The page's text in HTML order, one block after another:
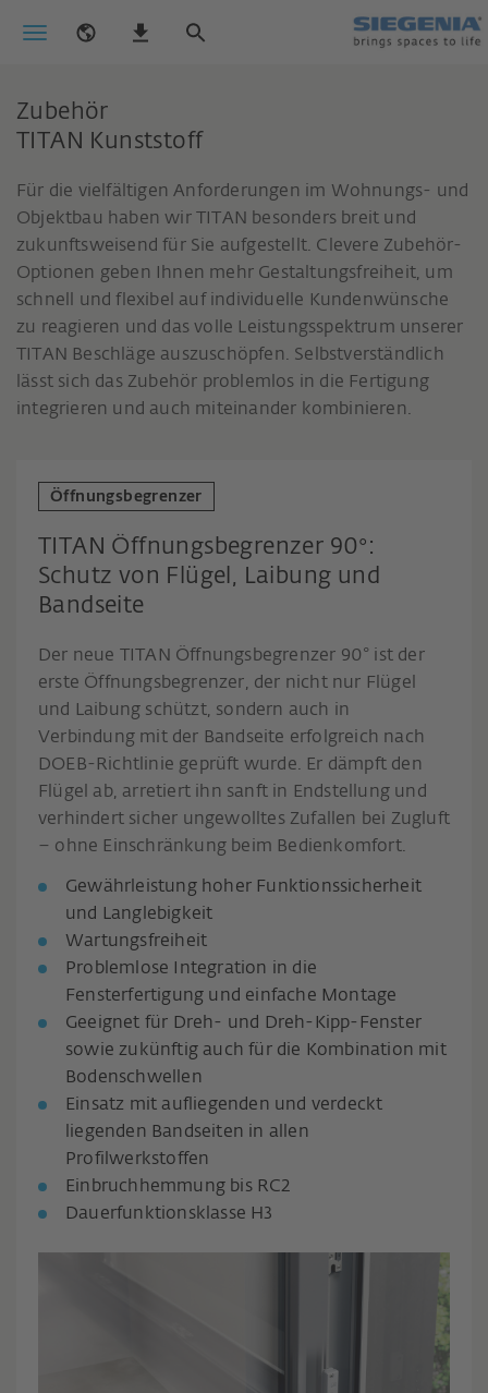
Zubehör
TITAN Kunststoff
Für die vielfältigen Anforderungen im Wohnungs- und
Objektbau haben wir TITAN besonders breit und
zukunftsweisend für Sie aufgestellt. Clevere Zubehör-
Optionen geben Ihnen mehr Gestaltungsfreiheit, um
schnell und flexibel auf individuelle Kundenwünsche
zu reagieren und das volle Leistungsspektrum unserer
TITAN Beschläge auszuschöpfen. Selbstverständlich
lässt sich das Zubehör problemlos in die Fertigung
integrieren und auch miteinander kombinieren.
Öffnungsbegrenzer
TITAN Öffnungsbegrenzer 90°:
Schutz von Flügel, Laibung und
Bandseite
Der neue TITAN Öffnungsbegrenzer 90° ist der
erste Öffnungsbegrenzer, der nicht nur Flügel
und Laibung schützt, sondern auch in
Verbindung mit der Bandseite erfolgreich nach
DOEB-Richtlinie geprüft wurde. Er dämpft den
Flügel ab, arretiert ihn sanft in Endstellung und
verhindert sicher ungewolltes Zufallen bei Zugluft
– ohne Einschränkung beim Bedienkomfort.
Gewährleistung hoher Funktionssicherheit
und Langlebigkeit
Wartungsfreiheit
Problemlose Integration in die
Fensterfertigung und einfache Montage
Geeignet für Dreh- und Dreh-Kipp-Fenster
sowie zukünftig auch für die Kombination mit
Bodenschwellen
Einsatz mit aufliegenden und verdeckt
liegenden Bandseiten in allen
Profilwerkstoffen
Einbruchhemmung bis RC2
Dauerfunktionsklasse H3